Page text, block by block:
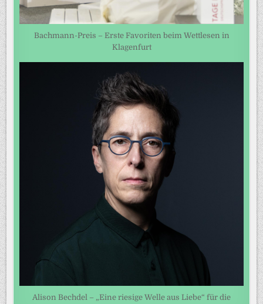
Bachmann-Preis – Erste Favoriten beim Wettlesen in
Klagenfurt
Alison Bechdel – „Eine riesige Welle aus Liebe“ für die